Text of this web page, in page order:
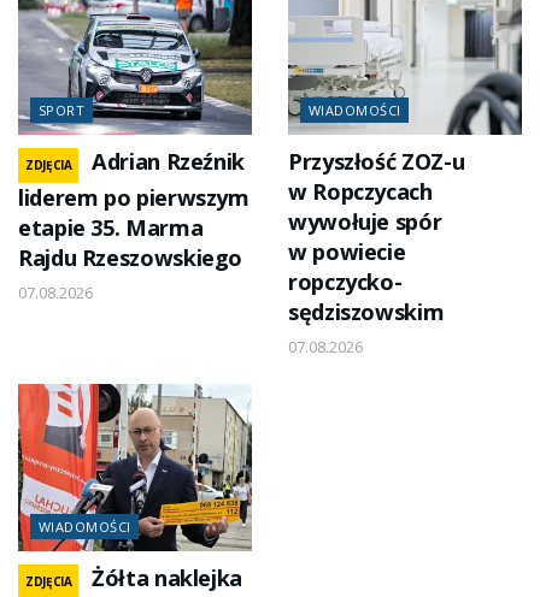
SPORT
ZDJĘCIA
Adrian Rzeźnik
liderem po pierwszym
etapie 35. Marma
Rajdu Rzeszowskiego
07.08.2026
WIADOMOŚCI
Przyszłość ZOZ-u
w Ropczycach
wywołuje spór
w powiecie
ropczycko-
sędziszowskim
07.08.2026
WIADOMOŚCI
ZDJĘCIA
Żółta naklejka